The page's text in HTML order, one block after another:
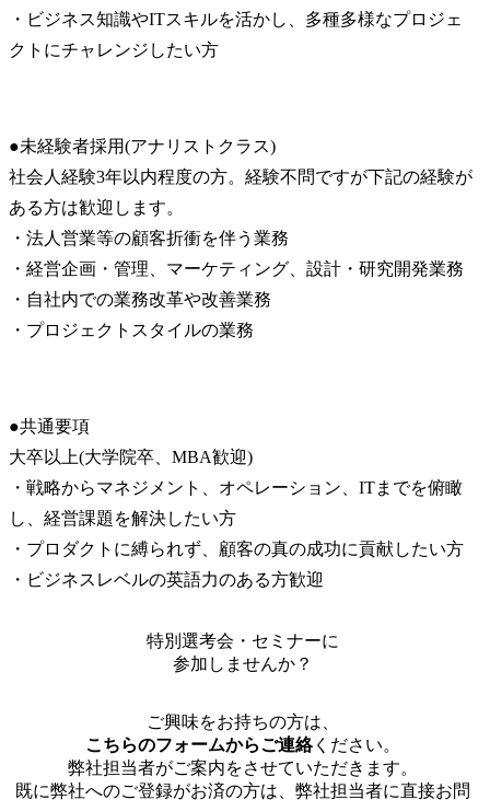
・ビジネス知識やITスキルを活かし、多種多様なプロジェ
クトにチャレンジしたい方
●未経験者採用(アナリストクラス)
社会人経験3年以内程度の方。経験不問ですが下記の経験が
ある方は歓迎します。
・法人営業等の顧客折衝を伴う業務
・経営企画・管理、マーケティング、設計・研究開発業務
・自社内での業務改革や改善業務
・プロジェクトスタイルの業務
●共通要項
大卒以上(大学院卒、MBA歓迎)
・戦略からマネジメント、オペレーション、ITまでを俯瞰
し、経営課題を解決したい方
・プロダクトに縛られず、顧客の真の成功に貢献したい方
・ビジネスレベルの英語力のある方歓迎
特別選考会・セミナーに
参加しませんか？
ご興味をお持ちの方は、
こちらのフォームからご連絡ください。
弊社担当者がご案内をさせていただきます。
既に弊社へのご登録がお済の方は、弊社担当者に直接お問